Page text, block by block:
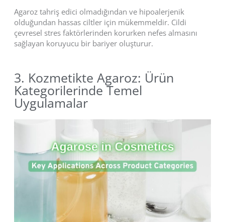
Agaroz tahriş edici olmadığından ve hipoalerjenik
olduğundan hassas ciltler için mükemmeldir. Cildi
çevresel stres faktörlerinden korurken nefes almasını
sağlayan koruyucu bir bariyer oluşturur.
3. Kozmetikte Agaroz: Ürün
Kategorilerinde Temel
Uygulamalar